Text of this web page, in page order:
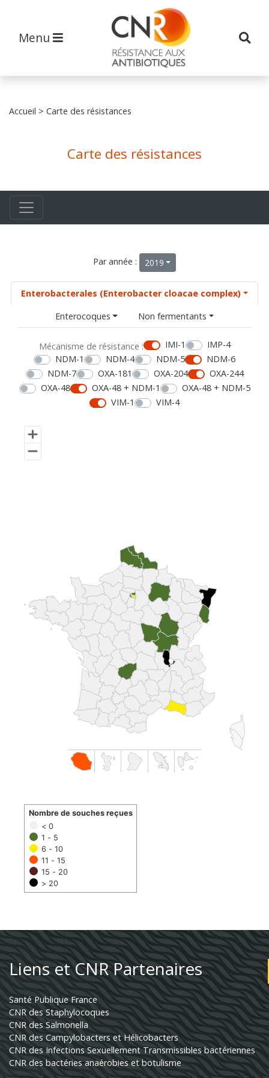
Menu
Accueil > Carte des résistances
Carte des résistances
Par année : 2019
Enterobacterales (Enterobacter cloacae complex)
Enterocoques
Non fermentants
Mécanisme de résistance : IMI-1
IMP-4
NDM-1
NDM-4 NDM-5
NDM-6
NDM-7
OXA-181 OXA-204
OXA-244
OXA-48
OXA-48 + NDM-1
OXA-48 + NDM-5
VIM-1
VIM-4
< 0
1 - 5
6 - 10
11 - 15
15 - 20
> 20
Nombre de souches reçues
Liens et CNR Partenaires
Santé Publique France
CNR des Staphylocoques
CNR des Salmonella
CNR des Campylobacters et Hélicobacters
CNR des Infections Sexuellement Transmissibles bactériennes
CNR des bactéries anaérobies et botulisme